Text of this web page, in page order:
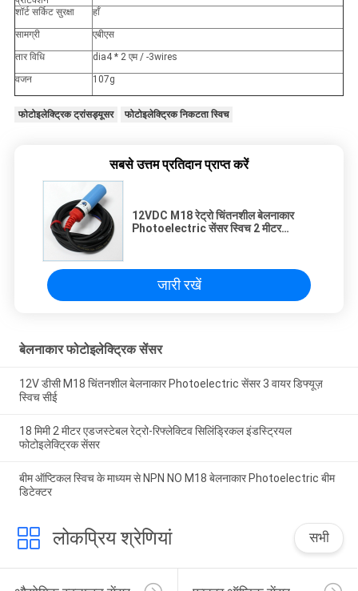
शॉर्ट सर्किट सुरक्षा
हाँ
सामग्री
एबीएस
तार विधि
dia4 * 2 एम / -3wires
वजन
107g
फोटोइलेक्ट्रिक ट्रांसड्यूसर फोटोइलेक्ट्रिक निकटता स्विच
सबसे उत्तम प्रतिदान प्राप्त करें
12VDC M18 रेट्रो चिंतनशील बेलनाकार
Photoelectric सेंसर स्विच 2 मीटर
जारी रखें
बेलनाकार फोटोइलेक्ट्रिक सेंसर
12V डीसी M18 चिंतनशील बेलनाकार Photoelectric सेंसर 3 वायर डिफ्यूज़
स्विच सीई
18 मिमी 2 मीटर एडजस्टेबल रेट्रो-रिफ्लेक्टिव सिलिंड्रिकल इंडस्ट्रियल
फोटोइलेक्ट्रिक सेंसर
बीम ऑप्टिकल स्विच के माध्यम से NPN NO M18 बेलनाकार Photoelectric बीम
डिटेक्टर
लोकप्रिय श्रेणियां सभी